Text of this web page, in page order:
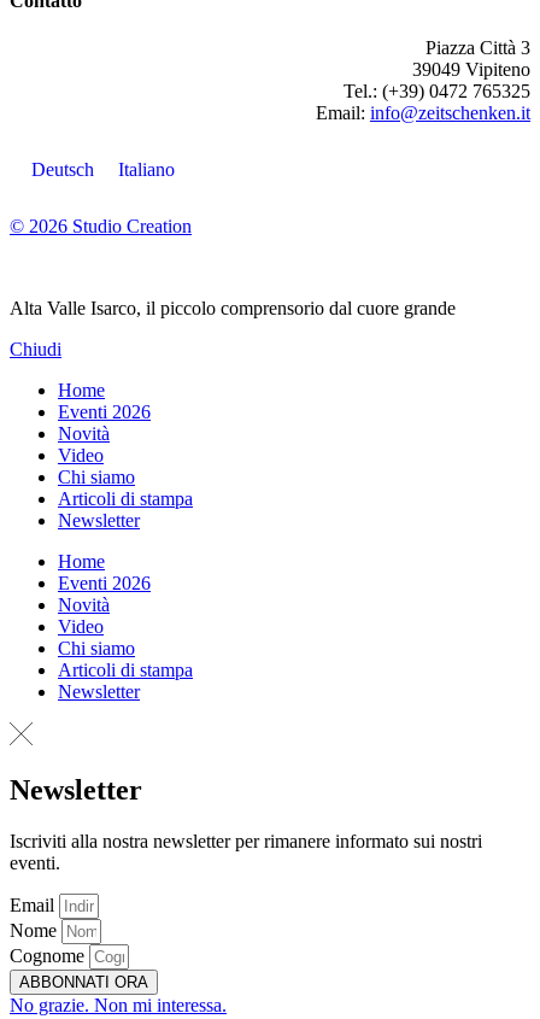
Piazza Città 3
39049 Vipiteno
Tel.: (+39) 0472 765325
Email: info@zeitschenken.it
Deutsch Italiano
© 2026 Studio Creation
Alta Valle Isarco, il piccolo comprensorio dal cuore grande
Chiudi
Home
Eventi 2026
Novità
Video
Chi siamo
Articoli di stampa
Newsletter
Home
Eventi 2026
Novità
Video
Chi siamo
Articoli di stampa
Newsletter
Newsletter
Iscriviti alla nostra newsletter per rimanere informato sui nostri
eventi.
Email
Nome
Cognome
ABBONNATI ORA
No grazie. Non mi interessa.